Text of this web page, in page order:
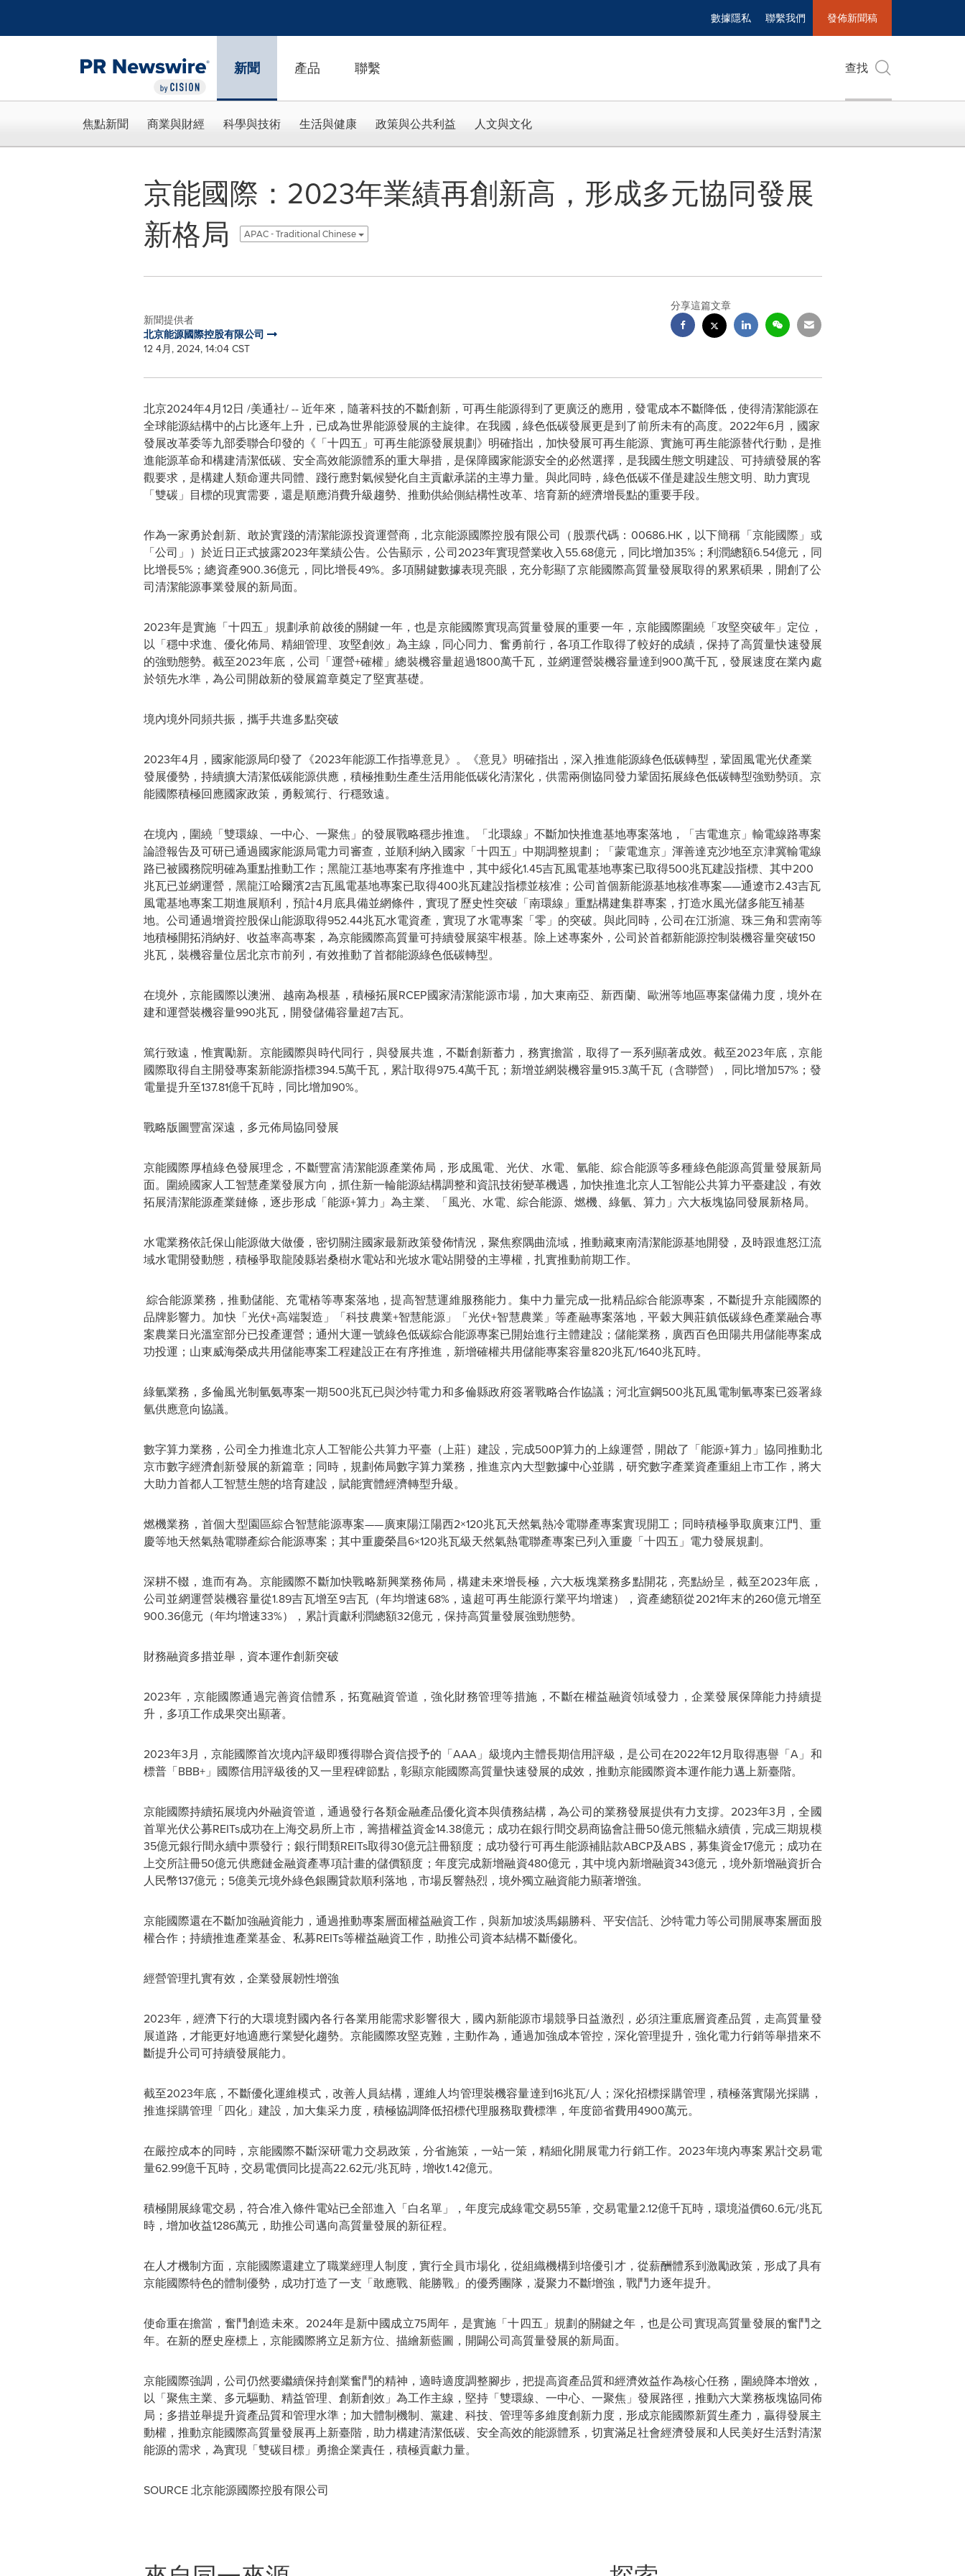
數據隱私 聯繫我們 發佈新聞稿
新聞 產品 聯繫 查找
焦點新聞 商業與財經 科學與技術 生活與健康 政策與公共利益 人文與文化
京能國際：2023年業績再創新高，形成多元協同發展
新格局
APAC - Traditional Chinese
新聞提供者
北京能源國際控股有限公司
12 4月, 2024, 14:04 CST
分享這篇文章
北京2024年4月12日 /美通社/ -- 近年來，隨著科技的不斷創新，可再生能源得到了更廣泛的應用，發電成本不斷降低，使得清潔能源在
全球能源結構中的占比逐年上升，已成為世界能源發展的主旋律。在我國，綠色低碳發展更是到了前所未有的高度。2022年6月，國家
發展改革委等九部委聯合印發的《 「十四五」 可再生能源發展規劃》明確指出，加快發展可再生能源、實施可再生能源替代行動，是推
進能源革命和構建清潔低碳、安全高效能源體系的重大舉措，是保障國家能源安全的必然選擇，是我國生態文明建設、可持續發展的客
觀要求，是構建人類命運共同體、踐行應對氣候變化自主貢獻承諾的主導力量。與此同時，綠色低碳不僅是建設生態文明、助力實現
「雙碳 」 目標的現實需要，還是順應消費升級趨勢、推動供給側結構性改革、培育新的經濟增長點的重要手段。
作為一家勇於創新、敢於實踐的清潔能源投資運營商，北京能源國際控股有限公司（股票代碼：00686.HK，以下簡稱 「京能國際 」或
「公司 」 ）於近日正式披露2023年業績公告。公告顯示，公司2023年實現營業收入55.68億元，同比增加35%；利潤總額6.54億元，同
比增長5%；總資產900.36億元，同比增長49%。多項關鍵數據表現亮眼，充分彰顯了京能國際高質量發展取得的累累碩果，開創了公
司清潔能源事業發展的新局面。
2023年是實施 「十四五 」 規劃承前啟後的關鍵一年，也是京能國際實現高質量發展的重要一年，京能國際圍繞 「攻堅突破年」 定位，
以 「穩中求進、優化佈局、精細管理、攻堅創效」 為主線，同心同力、奮勇前行，各項工作取得了較好的成績，保持了高質量快速發展
的強勁態勢。截至2023年底，公司 「運營+確權」總裝機容量超過1800萬千瓦，並網運營裝機容量達到900萬千瓦，發展速度在業內處
於領先水準，為公司開啟新的發展篇章奠定了堅實基礎。
境內境外同頻共振，攜手共進多點突破
2023年4月，國家能源局印發了《2023年能源工作指導意見》。《意見》明確指出，深入推進能源綠色低碳轉型，鞏固風電光伏產業
發展優勢，持續擴大清潔低碳能源供應，積極推動生產生活用能低碳化清潔化，供需兩側協同發力鞏固拓展綠色低碳轉型強勁勢頭。京
能國際積極回應國家政策，勇毅篤行、行穩致遠。
在境內，圍繞「雙環線、一中心、一聚焦 」 的發展戰略穩步推進。 「北環線 」 不斷加快推進基地專案落地， 「吉電進京」 輸電線路專案
論證報告及可研已通過國家能源局電力司審查，並順利納入國家 「十四五」 中期調整規劃； 「蒙電進京」 渾善達克沙地至京津冀輸電線
路已被國務院明確為重點推動工作；黑龍江基地專案有序推進中，其中綏化1.45吉瓦風電基地專案已取得500兆瓦建設指標、其中200
兆瓦已並網運營，黑龍江哈爾濱2吉瓦風電基地專案已取得400兆瓦建設指標並核准；公司首個新能源基地核准專案——通遼市2.43吉瓦
風電基地專案工期進展順利，預計4月底具備並網條件，實現了歷史性突破 「南環線 」 重點構建集群專案，打造水風光儲多能互補基
地。公司通過增資控股保山能源取得952.44兆瓦水電資產，實現了水電專案 「零 」 的突破。與此同時，公司在江浙滬、珠三角和雲南等
地積極開拓消納好、收益率高專案，為京能國際高質量可持續發展築牢根基。除上述專案外，公司於首都新能源控制裝機容量突破150
兆瓦，裝機容量位居北京市前列，有效推動了首都能源綠色低碳轉型。
在境外，京能國際以澳洲、越南為根基，積極拓展RCEP國家清潔能源市場，加大東南亞、新西蘭、歐洲等地區專案儲備力度，境外在
建和運營裝機容量990兆瓦，開發儲備容量超7吉瓦。
篤行致遠，惟實勵新。京能國際與時代同行，與發展共進，不斷創新蓄力，務實擔當，取得了一系列顯著成效。截至2023年底，京能
國際取得自主開發專案新能源指標394.5萬千瓦，累計取得975.4萬千瓦；新增並網裝機容量915.3萬千瓦（含聯營），同比增加57%；發
電量提升至137.81億千瓦時，同比增加90%。
戰略版圖豐富深遠，多元佈局協同發展
京能國際厚植綠色發展理念，不斷豐富清潔能源產業佈局，形成風電、光伏、水電、氫能、綜合能源等多種綠色能源高質量發展新局
面。圍繞國家人工智慧產業發展方向，抓住新一輪能源結構調整和資訊技術變革機遇，加快推進北京人工智能公共算力平臺建設，有效
拓展清潔能源產業鏈條，逐步形成「能源+算力 」 為主業、 「風光、水電、綜合能源、燃機、綠氫、算力 」 六大板塊協同發展新格局。
水電業務依託保山能源做大做優，密切關注國家最新政策發佈情況，聚焦察隅曲流域，推動藏東南清潔能源基地開發，及時跟進怒江流
域水電開發動態，積極爭取龍陵縣岩桑樹水電站和光坡水電站開發的主導權，扎實推動前期工作。
綜合能源業務，推動儲能、充電樁等專案落地，提高智慧運維服務能力。集中力量完成一批精品綜合能源專案，不斷提升京能國際的
品牌影響力。加快「光伏+高端製造 」「科技農業+智慧能源」「光伏+智慧農業 」等產融專案落地，平穀大興莊鎮低碳綠色產業融合專
案農業日光溫室部分已投產運營；通州大運一號綠色低碳綜合能源專案已開始進行主體建設；儲能業務，廣西百色田陽共用儲能專案成
功投運；山東威海榮成共用儲能專案工程建設正在有序推進，新增確權共用儲能專案容量820兆瓦/1640兆瓦時。
綠氫業務，多倫風光制氫氨專案一期500兆瓦已與沙特電力和多倫縣政府簽署戰略合作協議；河北宣鋼500兆瓦風電制氫專案已簽署綠
氫供應意向協議。
數字算力業務，公司全力推進北京人工智能公共算力平臺（上莊）建設，完成500P算力的上線運營，開啟了「能源+算力」協同推動北
京市數字經濟創新發展的新篇章；同時，規劃佈局數字算力業務，推進京內大型數據中心並購，研究數字產業資產重組上市工作，將大
大助力首都人工智慧生態的培育建設，賦能實體經濟轉型升級。
燃機業務，首個大型園區綜合智慧能源專案——廣東陽江陽西2×120兆瓦天然氣熱冷電聯產專案實現開工；同時積極爭取廣東江門、重
慶等地天然氣熱電聯產綜合能源專案；其中重慶榮昌6×120兆瓦級天然氣熱電聯產專案已列入重慶 「十四五 」 電力發展規劃。
深耕不輟，進而有為。京能國際不斷加快戰略新興業務佈局，構建未來增長極，六大板塊業務多點開花，亮點紛呈，截至2023年底，
公司並網運營裝機容量從1.89吉瓦增至9吉瓦（年均增速68%，遠超可再生能源行業平均增速），資產總額從2021年末的260億元增至
900.36億元（年均增速33%），累計貢獻利潤總額32億元，保持高質量發展強勁態勢。
財務融資多措並舉，資本運作創新突破
2023年，京能國際通過完善資信體系，拓寬融資管道，強化財務管理等措施，不斷在權益融資領域發力，企業發展保障能力持續提
升，多項工作成果突出顯著。
2023年3月，京能國際首次境內評級即獲得聯合資信授予的 「AAA 」 級境內主體長期信用評級，是公司在2022年12月取得惠譽 「A」和
標普「BBB+」 國際信用評級後的又一里程碑節點，彰顯京能國際高質量快速發展的成效，推動京能國際資本運作能力邁上新臺階。
京能國際持續拓展境內外融資管道，通過發行各類金融產品優化資本與債務結構，為公司的業務發展提供有力支撐。2023年3月，全國
首單光伏公募REITs成功在上海交易所上市，籌措權益資金14.38億元；成功在銀行間交易商協會註冊50億元熊貓永續債，完成三期規模
35億元銀行間永續中票發行；銀行間類REITs取得30億元註冊額度；成功發行可再生能源補貼款ABCP及ABS，募集資金17億元；成功在
上交所註冊50億元供應鏈金融資產專項計畫的儲價額度；年度完成新增融資480億元，其中境內新增融資343億元，境外新增融資折合
人民幣137億元；5億美元境外綠色銀團貸款順利落地，市場反響熱烈，境外獨立融資能力顯著增強。
京能國際還在不斷加強融資能力，通過推動專案層面權益融資工作，與新加坡淡馬錫勝科、平安信託、沙特電力等公司開展專案層面股
權合作；持續推進產業基金、私募REITs等權益融資工作，助推公司資本結構不斷優化。
經營管理扎實有效，企業發展韌性增強
2023年，經濟下行的大環境對國內各行各業用能需求影響很大，國內新能源市場競爭日益激烈，必須注重底層資產品質，走高質量發
展道路，才能更好地適應行業變化趨勢。京能國際攻堅克難，主動作為，通過加強成本管控，深化管理提升，強化電力行銷等舉措來不
斷提升公司可持續發展能力。
截至2023年底，不斷優化運維模式，改善人員結構，運維人均管理裝機容量達到16兆瓦/人；深化招標採購管理，積極落實陽光採購，
推進採購管理 「四化」 建設，加大集采力度，積極協調降低招標代理服務取費標準，年度節省費用4900萬元。
在嚴控成本的同時，京能國際不斷深研電力交易政策，分省施策，一站一策，精細化開展電力行銷工作。2023年境內專案累計交易電
量62.99億千瓦時，交易電價同比提高22.62元/兆瓦時，增收1.42億元。
積極開展綠電交易，符合准入條件電站已全部進入 「白名單」
，年度完成綠電交易55筆，交易電量2.12億千瓦時，環境溢價60.6元/兆瓦
時，增加收益1286萬元，助推公司邁向高質量發展的新征程。
在人才機制方面，京能國際還建立了職業經理人制度，實行全員市場化，從組織機構到培優引才，從薪酬體系到激勵政策，形成了具有
京能國際特色的體制優勢，成功打造了一支 「敢應戰、能勝戰」 的優秀團隊，凝聚力不斷增強，戰鬥力逐年提升。
使命重在擔當，奮鬥創造未來。2024年是新中國成立75周年，是實施 「十四五 」 規劃的關鍵之年，也是公司實現高質量發展的奮鬥之
年。在新的歷史座標上，京能國際將立足新方位、描繪新藍圖，開闢公司高質量發展的新局面。
京能國際強調，公司仍然要繼續保持創業奮鬥的精神，適時適度調整腳步，把提高資產品質和經濟效益作為核心任務，圍繞降本增效，
以 「聚焦主業、多元驅動、精益管理、創新創效 」 為工作主線，堅持 「雙環線、一中心、一聚焦 」發展路徑，推動六大業務板塊協同佈
局；多措並舉提升資產品質和管理水準；加大體制機制、黨建、科技、管理等多維度創新力度，形成京能國際新質生產力，贏得發展主
動權，推動京能國際高質量發展再上新臺階，助力構建清潔低碳、安全高效的能源體系，切實滿足社會經濟發展和人民美好生活對清潔
能源的需求，為實現「雙碳目標」 勇擔企業責任，積極貢獻力量。
SOURCE 北京能源國際控股有限公司